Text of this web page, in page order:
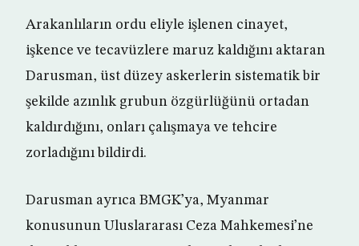
Arakanlıların ordu eliyle işlenen cinayet,
işkence ve tecavüzlere maruz kaldığını aktaran
Darusman, üst düzey askerlerin sistematik bir
şekilde azınlık grubun özgürlüğünü ortadan
kaldırdığını, onları çalışmaya ve tehcire
zorladığını bildirdi.
Darusman ayrıca BMGK’ya, Myanmar
konusunun Uluslararası Ceza Mahkemesi’ne